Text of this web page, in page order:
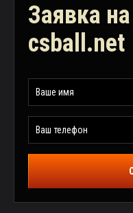
Заявка
csball.net